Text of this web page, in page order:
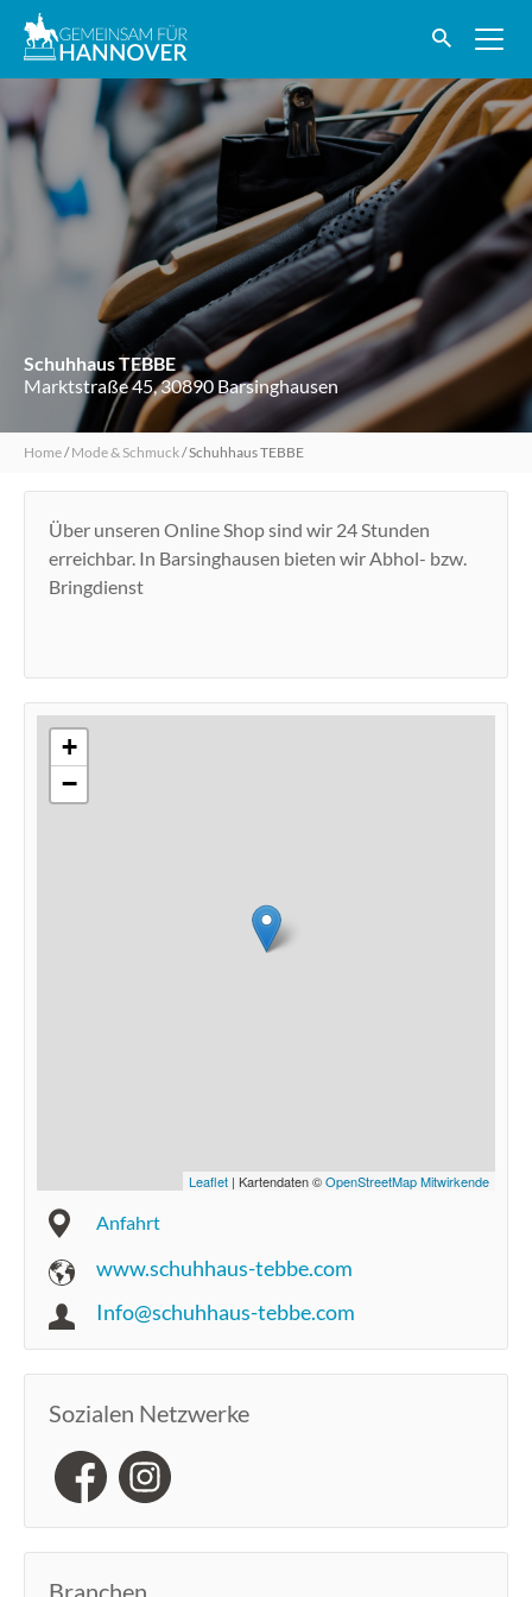
Schuhhaus TEBBE
Marktstraße 45, 30890 Barsinghausen
Home/Mode & Schmuck/Schuhhaus TEBBE
Über unseren Online Shop sind wir 24 Stunden
erreichbar. In Barsinghausen bieten wir Abhol- bzw.
Bringdienst
+
−
Leaflet | Kartendaten ©OpenStreetMap Mitwirkende
Anfahrt
www.schuhhaus-tebbe.com
Info@schuhhaus-tebbe.com
Sozialen Netzwerke